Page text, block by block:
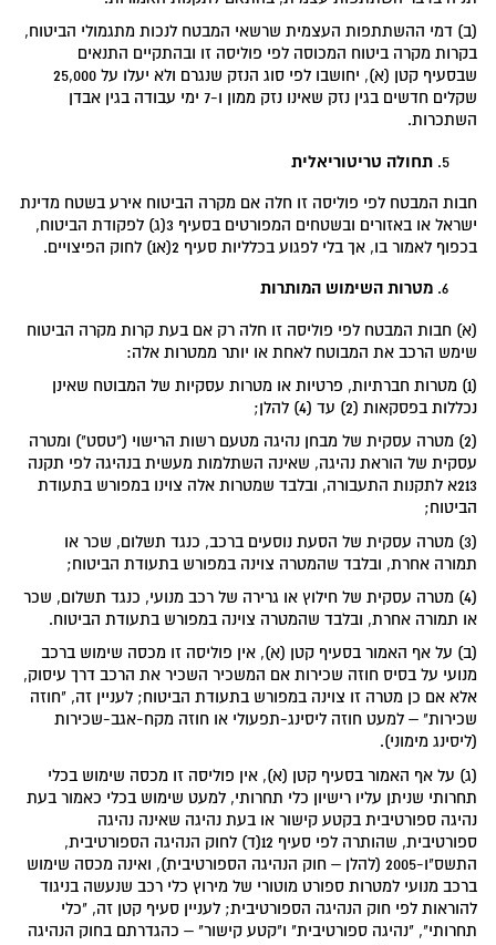
(ב) דמי ההשתתפות העצמית שרשאי המבטח לנכות מתגמולי הביטוח,
בקרות מקרה ביטוח המכוסה לפי פוליסה זו ובהתקיים התנאים
שבסעיף קטן (א), יחושבו לפי סוג הנזק שנגרם ולא יעלו על 25,000
שקלים חדשים בגין נזק שאינו נזק ממון ו-7 ימי עבודה בגין אבדן
השתכרות.
תחולה טריטוריאלית
חבות המבטח לפי פוליסה זו חלה אם מקרה הביטוח אירע בשטח מדינת
ישראל או באזורים ובשטחים המפורטים בסעיף 3(ג) לפקודת הביטוח,
בכפוף לאמור בו, אך בלי לפגוע בכלליות סעיף 2(א1) לחוק הפיצויים.
מטרות השימוש המותרות
(א) חבות המבטח לפי פוליסה זו חלה רק אם בעת קרות מקרה הביטוח
שימש הרכב את המבוטח לאחת או יותר ממטרות אלה:
(1) מטרות חברתיות, פרטיות או מטרות עסקיות של המבוטח שאינן
נכללות בפסקאות (2) עד (4) להלן;
(2) מטרה עסקית של מבחן נהיגה מטעם רשות הרישוי ("טסט") ומטרה
עסקית של הוראת נהיגה, שאינה השתלמות מעשית בנהיגה לפי תקנה
213א לתקנות התעבורה, ובלבד שמטרות אלה צוינו במפורש בתעודת
הביטוח;
(3) מטרה עסקית של הסעת נוסעים ברכב, כנגד תשלום, שכר או
תמורה אחרת, ובלבד שהמטרה צוינה במפורש בתעודת הביטוח;
(4) מטרה עסקית של חילוץ או גרירה של רכב מנועי, כנגד תשלום, שכר
או תמורה אחרת, ובלבד שהמטרה צוינה במפורש בתעודת הביטוח.
(ב) על אף האמור בסעיף קטן (א), אין פוליסה זו מכסה שימוש ברכב
מנועי על בסיס חוזה שכירות אם המשכיר השכיר את הרכב דרך עיסוק,
אלא אם כן מטרה זו צוינה במפורש בתעודת הביטוח; לעניין זה, "חוזה
שכירות" – למעט חוזה ליסינג-תפעולי או חוזה מקח-אגב-שכירות
(ליסינג מימוני).
(ג) על אף האמור בסעיף קטן (א), אין פוליסה זו מכסה שימוש בכלי
תחרותי שניתן עליו רישיון כלי תחרותי, למעט שימוש בכלי כאמור בעת
נהיגה ספורטיבית בקטע קישור או בעת נהיגה שאינה נהיגה
ספורטיבית, שהותרה לפי סעיף 12(ד) לחוק הנהיגה הספורטיבית,
התשס"ו-2005 (להלן – חוק הנהיגה הספורטיבית), ואינה מכסה שימוש
ברכב מנועי למטרות ספורט מוטורי של מירוץ כלי רכב שנעשה בניגוד
להוראות לפי חוק הנהיגה הספורטיבית; לעניין סעיף קטן זה, "כלי
תחרותי", "נהיגה ספורטיבית" ו"קטע קישור" – כהגדרתם בחוק הנהיגה